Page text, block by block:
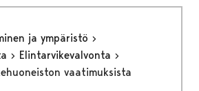
ja ympäristö
Elintarvikevalvonta
vaatimuksista